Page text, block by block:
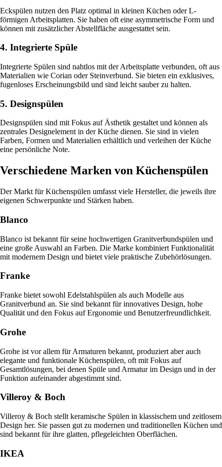
Eckspülen nutzen den Platz optimal in kleinen Küchen oder L-
förmigen Arbeitsplatten. Sie haben oft eine asymmetrische Form und
können mit zusätzlicher Abstellfläche ausgestattet sein.
4. Integrierte Spüle
Integrierte Spülen sind nahtlos mit der Arbeitsplatte verbunden, oft aus
Materialien wie Corian oder Steinverbund. Sie bieten ein exklusives,
fugenloses Erscheinungsbild und sind leicht sauber zu halten.
5. Designspülen
Designspülen sind mit Fokus auf Ästhetik gestaltet und können als
zentrales Designelement in der Küche dienen. Sie sind in vielen
Farben, Formen und Materialien erhältlich und verleihen der Küche
eine persönliche Note.
Verschiedene Marken von Küchenspülen
Der Markt für Küchenspülen umfasst viele Hersteller, die jeweils ihre
eigenen Schwerpunkte und Stärken haben.
Blanco
Blanco ist bekannt für seine hochwertigen Granitverbundspülen und
eine große Auswahl an Farben. Die Marke kombiniert Funktionalität
mit modernem Design und bietet viele praktische Zubehörlösungen.
Franke
Franke bietet sowohl Edelstahlspülen als auch Modelle aus
Granitverbund an. Sie sind bekannt für innovatives Design, hohe
Qualität und den Fokus auf Ergonomie und Benutzerfreundlichkeit.
Grohe
Grohe ist vor allem für Armaturen bekannt, produziert aber auch
elegante und funktionale Küchenspülen, oft mit Fokus auf
Gesamtlösungen, bei denen Spüle und Armatur im Design und in der
Funktion aufeinander abgestimmt sind.
Villeroy & Boch
Villeroy & Boch stellt keramische Spülen in klassischem und zeitlosem
Design her. Sie passen gut zu modernen und traditionellen Küchen und
sind bekannt für ihre glatten, pflegeleichten Oberflächen.
IKEA